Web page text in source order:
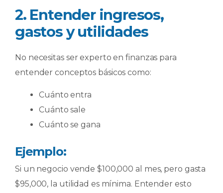
2. Entender ingresos,
gastos y utilidades
No necesitas ser experto en finanzas para
entender conceptos básicos como:
Cuánto entra
Cuánto sale
Cuánto se gana
Ejemplo:
Si un negocio vende $100,000 al mes, pero gasta
$95,000, la utilidad es mínima. Entender esto